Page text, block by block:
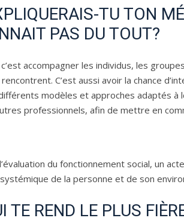
TU TON
PAS DU TOUT?
accompagner les individus, les
C’est aussi avoir la chance
modèles et approches adaptés à
professionnels, afin de mettre en
du fonctionnement social, un
de la personne et de son
TE REND LE PLUS